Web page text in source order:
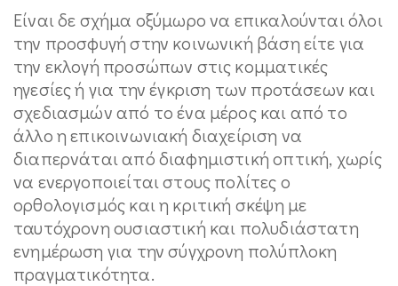
Είναι δε σχήμα οξύμωρο να επικαλούνται όλοι
την προσφυγή στην κοινωνική βάση είτε για
την εκλογή προσώπων στις κομματικές
ηγεσίες ή για την έγκριση των προτάσεων και
σχεδιασμών από το ένα μέρος και από το
άλλο η επικοινωνιακή διαχείριση να
διαπερνάται από διαφημιστική οπτική, χωρίς
να ενεργοποιείται στους πολίτες ο
ορθολογισμός και η κριτική σκέψη με
ταυτόχρονη ουσιαστική και πολυδιάστατη
ενημέρωση για την σύγχρονη πολύπλοκη
πραγματικότητα.